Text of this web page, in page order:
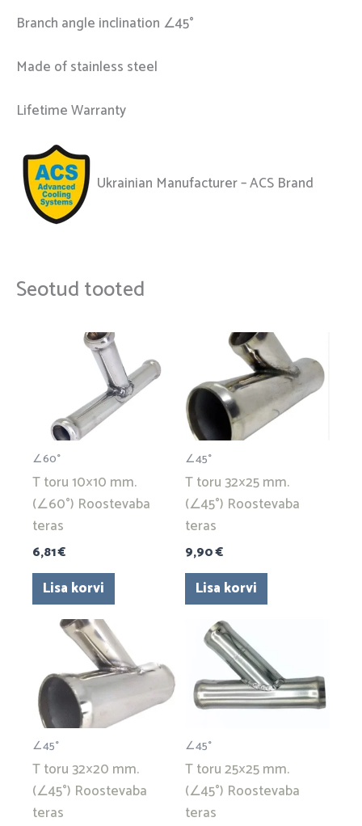
Branch angle inclination ∠45°
Made of stainless steel
Lifetime Warranty
Ukrainian Manufacturer – ACS Brand
Seotud tooted
∠60°
T toru 10×10 mm.
(∠60°) Roostevaba
teras
6,81€
Lisa korvi
∠45°
T toru 32×25 mm.
(∠45°) Roostevaba
teras
9,90€
Lisa korvi
∠45°
T toru 32×20 mm.
(∠45°) Roostevaba
teras
∠45°
T toru 25×25 mm.
(∠45°) Roostevaba
teras